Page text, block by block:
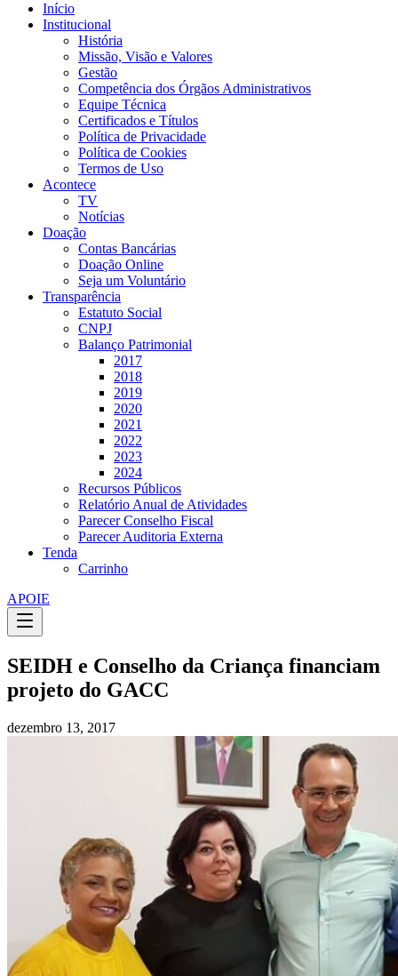
Início
Institucional
História
Missão, Visão e Valores
Gestão
Competência dos Órgãos Administrativos
Equipe Técnica
Certificados e Títulos
Política de Privacidade
Política de Cookies
Termos de Uso
Acontece
TV
Notícias
Doação
Contas Bancárias
Doação Online
Seja um Voluntário
Transparência
Estatuto Social
CNPJ
Balanço Patrimonial
2017
2018
2019
2020
2021
2022
2023
2024
Recursos Públicos
Relatório Anual de Atividades
Parecer Conselho Fiscal
Parecer Auditoria Externa
Tenda
Carrinho
APOIE
SEIDH e Conselho da Criança financiam
projeto do GACC
dezembro 13, 2017